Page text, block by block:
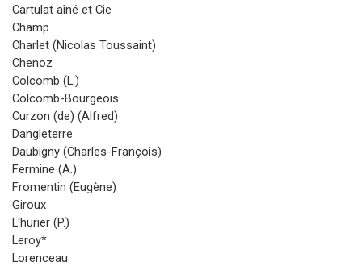
Cartulat aîné et Cie
Champ
Charlet (Nicolas Toussaint)
Chenoz
Colcomb (L.)
Colcomb-Bourgeois
Curzon (de) (Alfred)
Dangleterre
Daubigny (Charles-François)
Fermine (A.)
Fromentin (Eugène)
Giroux
L'hurier (P.)
Leroy*
Lorenceau